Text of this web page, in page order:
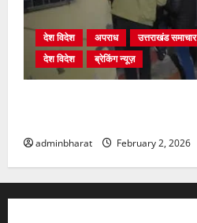
देश विदेश अपराध उत्तराखंड समाचार
देश विदेश
ब्रेकिंग न्यूज़
adminbharat February 2, 2026